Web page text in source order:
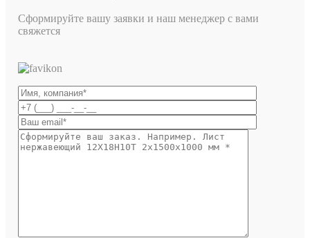
Сформируйте вашу заявки и наш менеджер с вами
свяжется